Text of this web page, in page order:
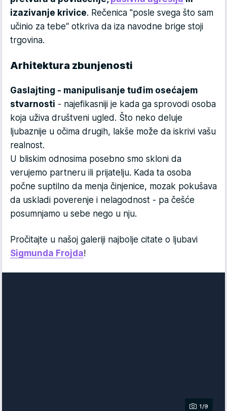
izazivanje krivice. Rečenica "posle svega što sam
učinio za tebe“ otkriva da iza navodne brige stoji
trgovina.
Arhitektura zbunjenosti
Gaslajting - manipulisanje tuđim osećajem
stvarnosti - najefikasniji je kada ga sprovodi osoba
koja uživa društveni ugled. Što neko deluje
ljubaznije u očima drugih, lakše može da iskrivi vašu
realnost.
U bliskim odnosima posebno smo skloni da
verujemo partneru ili prijatelju. Kada ta osoba
počne suptilno da menja činjenice, mozak pokušava
da uskladi poverenje i nelagodnost - pa češće
posumnjamo u sebe nego u nju.
Pročitajte u našoj galeriji najbolje citate o ljubavi
Sigmunda Frojda!
1/9